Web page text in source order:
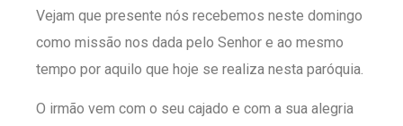
Vejam que presente nós recebemos neste domingo
como missão nos dada pelo Senhor e ao mesmo
tempo por aquilo que hoje se realiza nesta paróquia.
O irmão vem com o seu cajado e com a sua alegria